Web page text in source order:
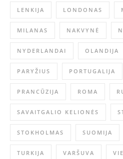
LENKIJA LONDONAS
MILANAS NAKVYNĖ
NYDERLANDAI OLANDIJA
PARYŽIUS PORTUGALIJA
PRANCŪZIJA ROMA
SAVAITGALIO KELIONĖS
STOKHOLMAS SUOMIJA
TURKIJA VARŠUVA